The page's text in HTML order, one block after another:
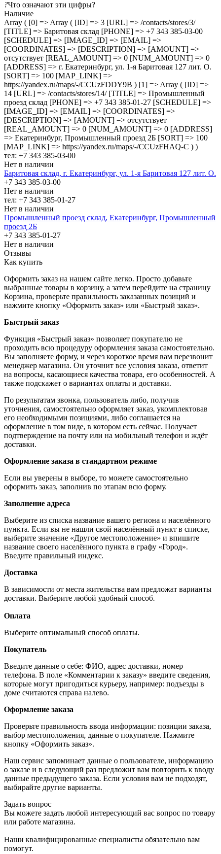
?Что означают эти цифры?
Наличие
Array ( [0] => Array ( [ID] => 3 [URL] => /contacts/stores/3/
[TITLE] => Баритовая склад [PHONE] => +7 343 385-03-00
[SCHEDULE] => [IMAGE_ID] => [EMAIL] =>
[COORDINATES] => [DESCRIPTION] => [AMOUNT] =>
отсутствует [REAL_AMOUNT] => 0 [NUM_AMOUNT] => 0
[ADDRESS] => г. Екатеринбург, ул. 1-я Баритовая 127 лит. О.
[SORT] => 100 [MAP_LINK] =>
https://yandex.ru/maps/-/CCUzFDDY9B ) [1] => Array ( [ID] =>
14 [URL] => /contacts/stores/14/ [TITLE] => Промышленный
проезд cклад [PHONE] => +7 343 385-01-27 [SCHEDULE] =>
[IMAGE_ID] => [EMAIL] => [COORDINATES] =>
[DESCRIPTION] => [AMOUNT] => отсутствует
[REAL_AMOUNT] => 0 [NUM_AMOUNT] => 0 [ADDRESS]
=> Екатеринбург, Промышленный проезд 2Б [SORT] => 100
[MAP_LINK] => https://yandex.ru/maps/-/CCUzFHAQ-C ) )
тел: +7 343 385-03-00
Нет в наличии
Баритовая склад, г. Екатеринбург, ул. 1-я Баритовая 127 лит. О.
+7 343 385-03-00
Нет в наличии
тел: +7 343 385-01-27
Нет в наличии
Промышленный проезд cклад, Екатеринбург, Промышленный
проезд 2Б
+7 343 385-01-27
Нет в наличии
Отзывы
Как купить
Оформить заказ на нашем сайте легко. Просто добавьте
выбранные товары в корзину, а затем перейдите на страницу
Корзина, проверьте правильность заказанных позиций и
нажмите кнопку «Оформить заказ» или «Быстрый заказ».
Быстрый заказ
Функция «Быстрый заказ» позволяет покупателю не
проходить всю процедуру оформления заказа самостоятельно.
Вы заполняете форму, и через короткое время вам перезвонит
менеджер магазина. Он уточнит все условия заказа, ответит
на вопросы, касающиеся качества товара, его особенностей. А
также подскажет о вариантах оплаты и доставки.
По результатам звонка, пользователь либо, получив
уточнения, самостоятельно оформляет заказ, укомплектовав
его необходимыми позициями, либо соглашается на
оформление в том виде, в котором есть сейчас. Получает
подтверждение на почту или на мобильный телефон и ждёт
доставки.
Оформление заказа в стандартном режиме
Если вы уверены в выборе, то можете самостоятельно
оформить заказ, заполнив по этапам всю форму.
Заполнение адреса
Выберите из списка название вашего региона и населённого
пункта. Если вы не нашли свой населённый пункт в списке,
выберите значение «Другое местоположение» и впишите
название своего населённого пункта в графу «Город».
Введите правильный индекс.
Доставка
В зависимости от места жительства вам предложат варианты
доставки. Выберите любой удобный способ.
Оплата
Выберите оптимальный способ оплаты.
Покупатель
Введите данные о себе: ФИО, адрес доставки, номер
телефона. В поле «Комментарии к заказу» введите сведения,
которые могут пригодиться курьеру, например: подъезды в
доме считаются справа налево.
Оформление заказа
Проверьте правильность ввода информации: позиции заказа,
выбор местоположения, данные о покупателе. Нажмите
кнопку «Оформить заказ».
Наш сервис запоминает данные о пользователе, информацию
о заказе и в следующий раз предложит вам повторить к вводу
данные предыдущего заказа. Если условия вам не подходят,
выбирайте другие варианты.
Задать вопрос
Вы можете задать любой интересующий вас вопрос по товару
или работе магазина.
Наши квалифицированные специалисты обязательно вам
помогут.